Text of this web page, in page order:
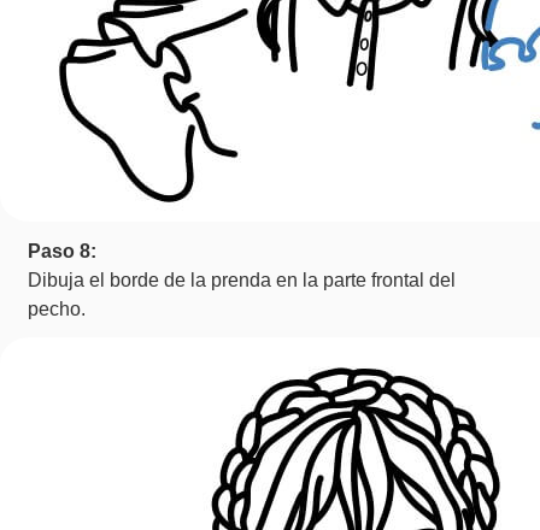
Paso 8:
Dibuja el borde de la prenda en la parte frontal del
pecho.